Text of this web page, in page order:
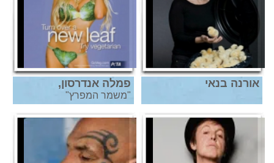
אורנה בנאי פמלה אנדרסון,
"משמר המפרץ"